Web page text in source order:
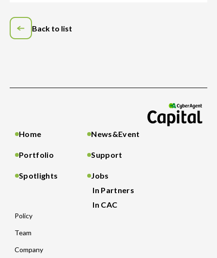
Back to list
Home
Portfolio
Spotlights
News&Event
Support
Jobs
In Partners
In CAC
Policy
Team
Company